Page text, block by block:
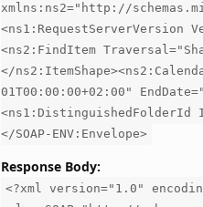
xmlns:ns2="http://
<ns1:RequestServerVersion
<ns2:FindItem
</
01T00:00:00+02:00"
<ns1:DistinguishedFolderId
</SOAP-ENV:Envelope>
Response Body:
<?xml version="1.0"